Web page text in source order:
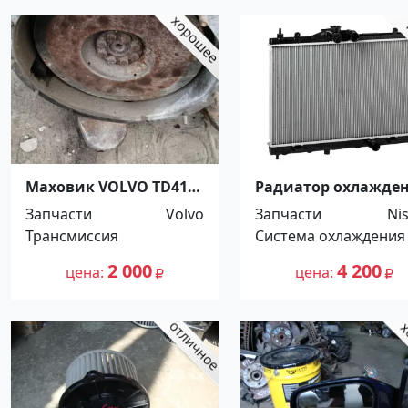
Маховик VOLVO TD41G
Краснодар
Запчасти
Volvo
Трансмиссия
цена 2 000
Радиатор
Nissan Tiida LRC14EL
Краснодар
Запчасти
Система охлаждения
цена 4 200